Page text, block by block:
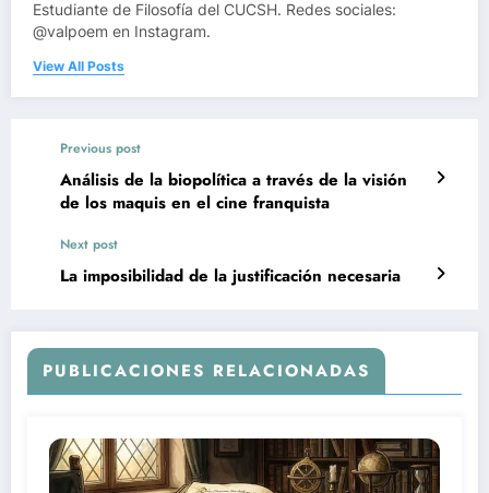
Estudiante de Filosofía del CUCSH. Redes sociales:
@valpoem en Instagram.
View All Posts
Previous post
Análisis de la biopolítica a través de la visión
de los maquis en el cine franquista
Next post
La imposibilidad de la justificación necesaria
PUBLICACIONES RELACIONADAS